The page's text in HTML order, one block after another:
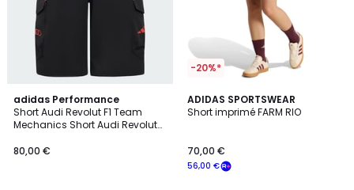
adidas Performance
Short Audi Revolut F1 Team
Mechanics Short Audi Revolut
80,00 €
-20%*
ADIDAS SPORTSWEAR
Short imprimé FARM RIO
56,00 €
70,00 €
2
Couleurs